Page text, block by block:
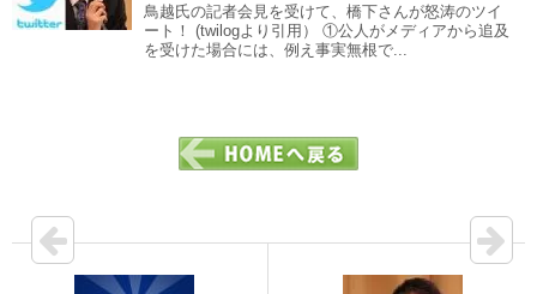
鳥越氏の記者会見を受けて、橋下さんが怒涛のツイ
ート！ (twilogより引用） ①公人がメディアから追及
を受けた場合には、例え事実無根で...